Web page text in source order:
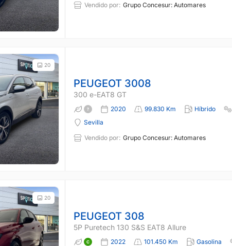
Vendido por: Grupo Concesur: Automares
20
PEUGEOT 3008
300 e-EAT8 GT
2020 99.830 Km Híbrido
Sevilla
Vendido por: Grupo Concesur: Automares
20
PEUGEOT 308
5P Puretech 130 S&S EAT8 Allure
2022 101.450 Km Gasolina